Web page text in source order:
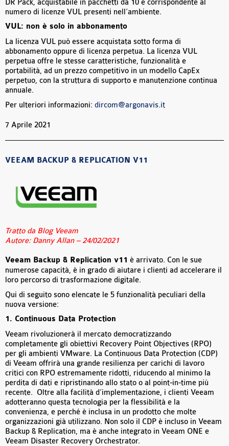
DR Pack, acquistabile in pacchetti da 10 e corrispondente al
numero di licenze VUL presenti nell’ambiente.
VUL: non è solo in abbonamento
La licenza VUL può essere acquistata sotto forma di
abbonamento oppure di licenza perpetua. La licenza VUL
perpetua offre le stesse caratteristiche, funzionalità e
portabilità, ad un prezzo competitivo in un modello CapEx
perpetuo, con la struttura di supporto e manutenzione continua
annuale.
Per ulteriori informazioni: dircom@argonavis.it
7 Aprile 2021
VEEAM BACKUP & REPLICATION V11
Tratto da Blog Veeam
Autore: Danny Allan – 24/02/2021
Veeam Backup & Replication v11 è arrivato. Con le sue
numerose capacità, è in grado di aiutare i clienti ad accelerare il
loro percorso di trasformazione digitale.
Qui di seguito sono elencate le 5 funzionalità peculiari della
nuova versione:
1. Continuous Data Protection
Veeam rivoluzionerà il mercato democratizzando
completamente gli obiettivi Recovery Point Objectives (RPO)
per gli ambienti VMware. La Continuous Data Protection (CDP)
di Veeam offrirà una grande resilienza per carichi di lavoro
critici con RPO estremamente ridotti, riducendo al minimo la
perdita di dati e ripristinando allo stato o al point-in-time più
recente. Oltre alla facilità d’implementazione, i clienti Veeam
adotteranno questa tecnologia per la flessibilità e la
convenienza, e perché è inclusa in un prodotto che molte
organizzazioni già utilizzano. Non solo il CDP è incluso in Veeam
Backup & Replication, ma è anche integrato in Veeam ONE e
Veeam Disaster Recovery Orchestrator.